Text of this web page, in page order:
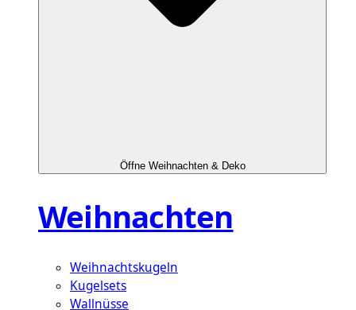
Öffne Weihnachten & Deko
Weihnachten
Weihnachtskugeln
Kugelsets
Wallnüsse